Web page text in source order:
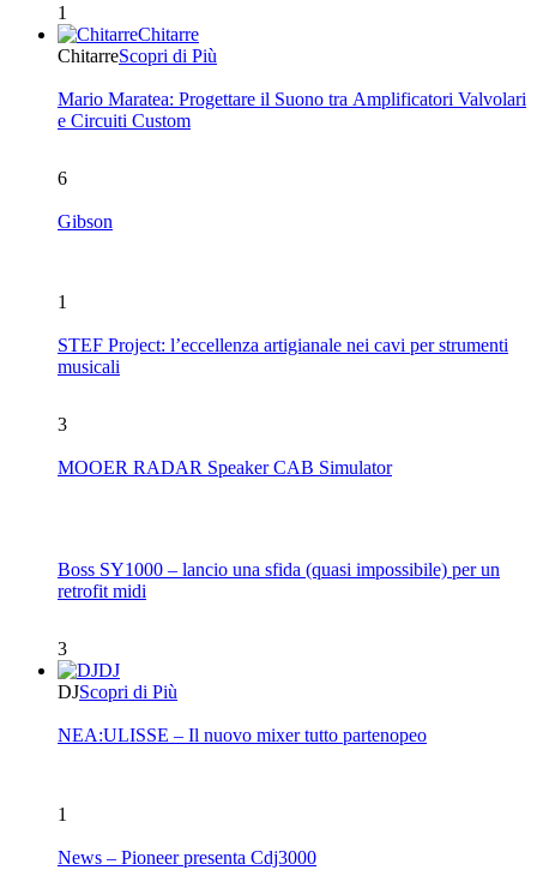
1
Chitarre
ChitarreScopri di Più
Mario Maratea: Progettare il Suono tra Amplificatori Valvolari
e Circuiti Custom
6
Gibson
1
STEF Project: l’eccellenza artigianale nei cavi per strumenti
musicali
3
MOOER RADAR Speaker CAB Simulator
Boss SY1000 – lancio una sfida (quasi impossibile) per un
retrofit midi
3
DJ
DJScopri di Più
NEA:ULISSE – Il nuovo mixer tutto partenopeo
1
News – Pioneer presenta Cdj3000